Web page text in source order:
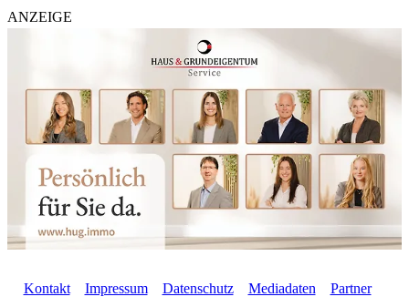
ANZEIGE
Kontakt Impressum Datenschutz Mediadaten Partner